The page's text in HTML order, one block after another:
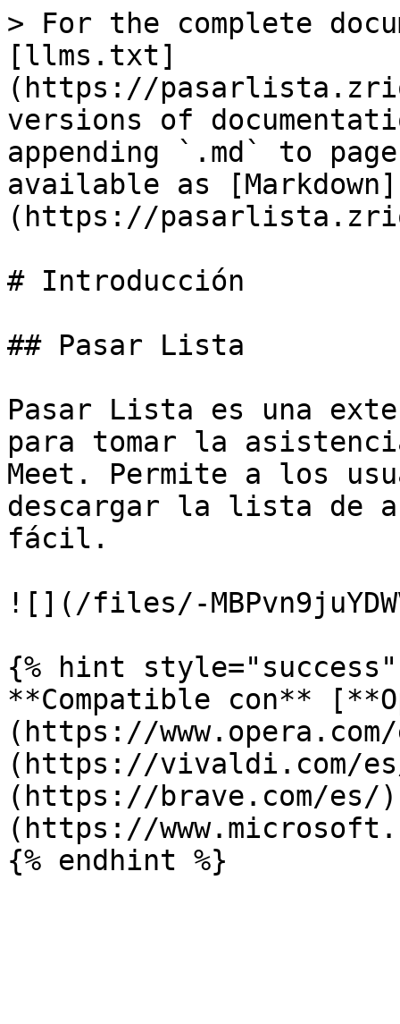
> For the complete
[llms.txt]
(https://
versions of
appending `.md` to
available as [Markdown]
(https://
# Introducción
## Pasar Lista
Pasar Lista es una
para tomar la
Meet. Permite a los
descargar la lista de
fácil.
![](/files/-
{% hint style="success"
**Compatible con**
(https://
(https://vivaldi.com/
(https://brave.com/
(https://